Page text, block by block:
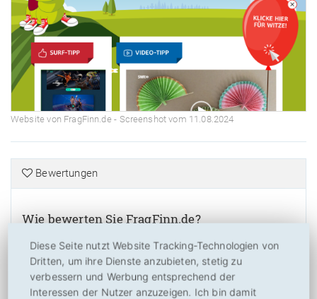
Website von FragFinn.de - Screenshot vom 11.08.2024
Bewertungen
Wie bewerten Sie FragFinn.de?
6,26
46 Bewertungen
(46Bewertungen, Durchschnitt: 6,26
Bitte bewerten Sie FragFinn.de nach Ihrer Einschätzung! So helfen Sie
Diese Seite nutzt Website Tracking-Technologien von
Dritten, um ihre Dienste anzubieten, stetig zu
verbessern und Werbung entsprechend der
Interessen der Nutzer anzuzeigen. Ich bin damit